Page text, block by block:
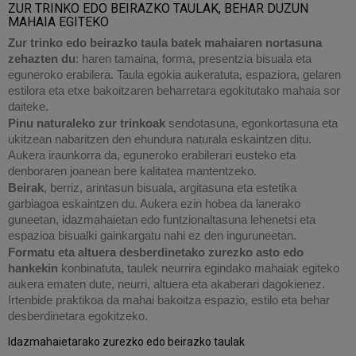
ZUR TRINKO EDO BEIRAZKO TAULAK, BEHAR DUZUN
MAHAIA EGITEKO
Zur trinko edo beirazko taula batek mahaiaren nortasuna
zehazten du: haren tamaina, forma, presentzia bisuala eta
eguneroko erabilera. Taula egokia aukeratuta, espaziora, gelaren
estilora eta etxe bakoitzaren beharretara egokitutako mahaia sor
daiteke.
Pinu naturaleko zur trinkoak sendotasuna, egonkortasuna eta
ukitzean nabaritzen den ehundura naturala eskaintzen ditu.
Aukera iraunkorra da, eguneroko erabilerari eusteko eta
denboraren joanean bere kalitatea mantentzeko.
Beirak, berriz, arintasun bisuala, argitasuna eta estetika
garbiagoa eskaintzen du. Aukera ezin hobea da lanerako
guneetan, idazmahaietan edo funtzionaltasuna lehenetsi eta
espazioa bisualki gainkargatu nahi ez den inguruneetan.
Formatu eta altuera desberdinetako zurezko asto edo
hankekin konbinatuta, taulek neurrira egindako mahaiak egiteko
aukera ematen dute, neurri, altuera eta akaberari dagokienez.
Irtenbide praktikoa da mahai bakoitza espazio, estilo eta behar
desberdinetara egokitzeko.
Idazmahaietarako zurezko edo beirazko taulak